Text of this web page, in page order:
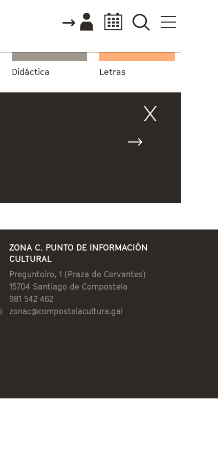
Didáctica Letras
ZONA C. PUNTO DE INFORMACIÓN
CULTURAL
Preguntoiro, 1 (Praza de Cervantes)
15704 Santiago de Compostela
981 542 462
zonac@compostelacultura.gal